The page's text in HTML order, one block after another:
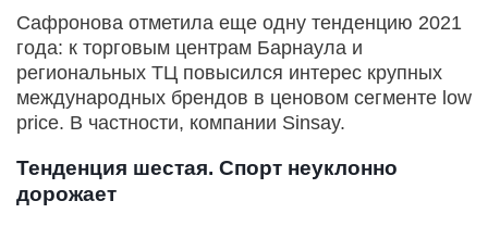
Сафронова отметила еще одну тенденцию 2021
года: к торговым центрам Барнаула и
региональных ТЦ повысился интерес крупных
международных брендов в ценовом сегменте low
price. В частности, компании Sinsay.
Тенденция шестая. Спорт неуклонно
дорожает